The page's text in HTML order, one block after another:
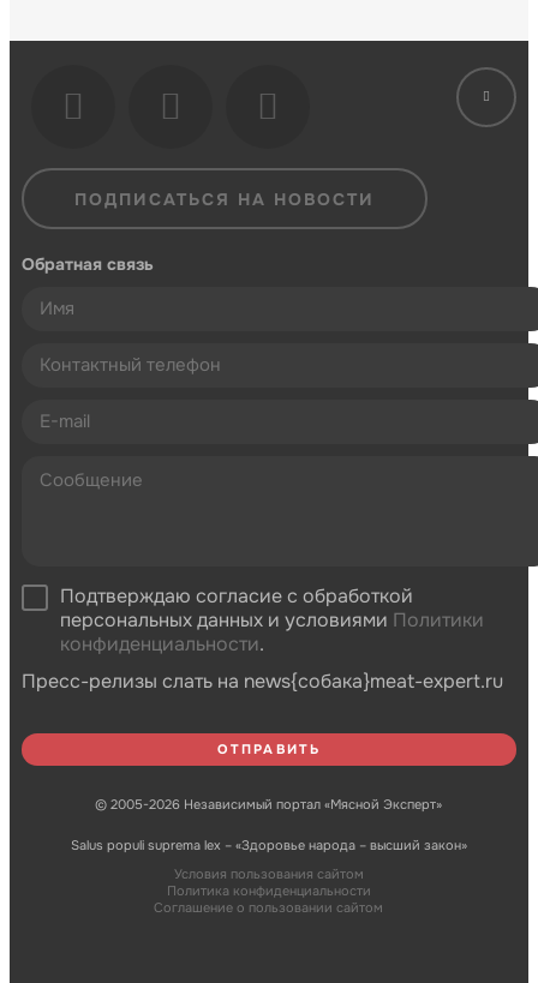
ПОДПИСАТЬСЯ НА НОВОСТИ
Обратная связь
Подтверждаю согласие с обработкой
персональных данных и условиями Политики
конфиденциальности.
Пресс-релизы слать на news{собака}meat-expert.ru
© 2005-2026 Независимый портал «Мясной Эксперт»
Salus populi suprema lex – «Здоровье народа – высший закон»
Условия пользования сайтом
Политика конфиденциальности
Соглашение о пользовании сайтом